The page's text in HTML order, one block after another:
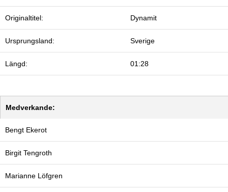
Originaltitel: Dynamit
Ursprungsland: Sverige
Längd: 01:28
Medverkande:
Bengt Ekerot
Birgit Tengroth
Marianne Löfgren